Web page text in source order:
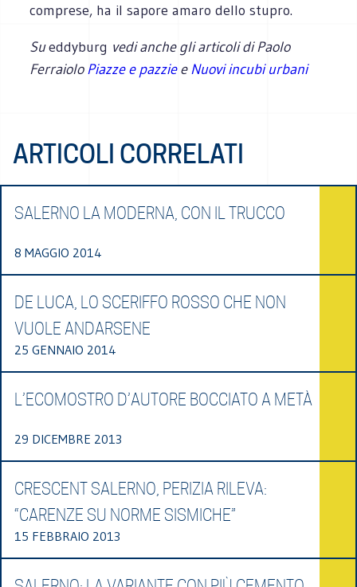
comprese, ha il sapore amaro dello stupro.
Sueddyburg vedi anche gli articoli di Paolo
FerraioloPiazze e pazzieeNuovi incubi urbani
ARTICOLI CORRELATI
SALERNO LA MODERNA, CON IL TRUCCO
8 MAGGIO 2014
DE LUCA, LO SCERIFFO ROSSO CHE NON
VUOLE ANDARSENE
25 GENNAIO 2014
L’ECOMOSTRO D’AUTORE BOCCIATO A METÀ
29 DICEMBRE 2013
CRESCENT SALERNO, PERIZIA RILEVA:
“CARENZE SU NORME SISMICHE”
15 FEBBRAIO 2013